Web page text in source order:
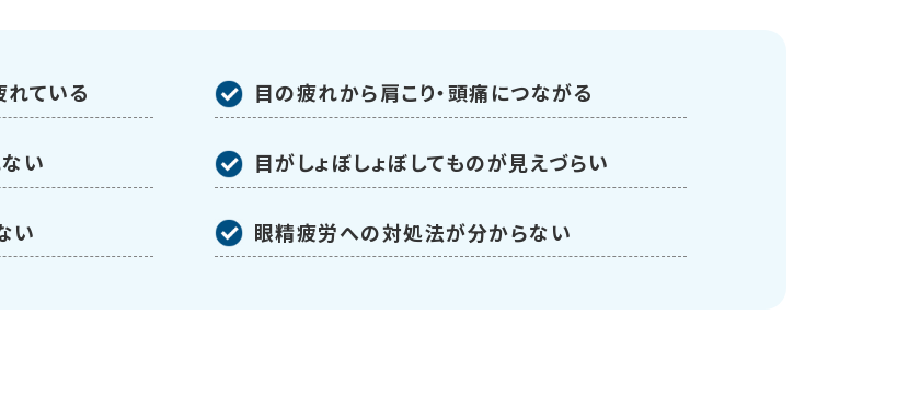
ている 目の疲れから肩こり・頭痛につながる
い 目がしょぼしょぼしてものが見えづらい
い 眼精疲労への対処法が分からない